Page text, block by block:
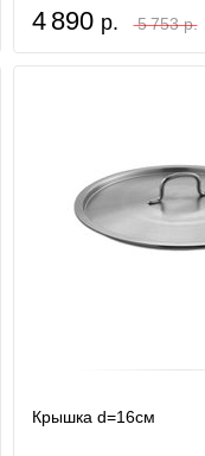
4 890 р. 5 753 р.
Крышка d=16см